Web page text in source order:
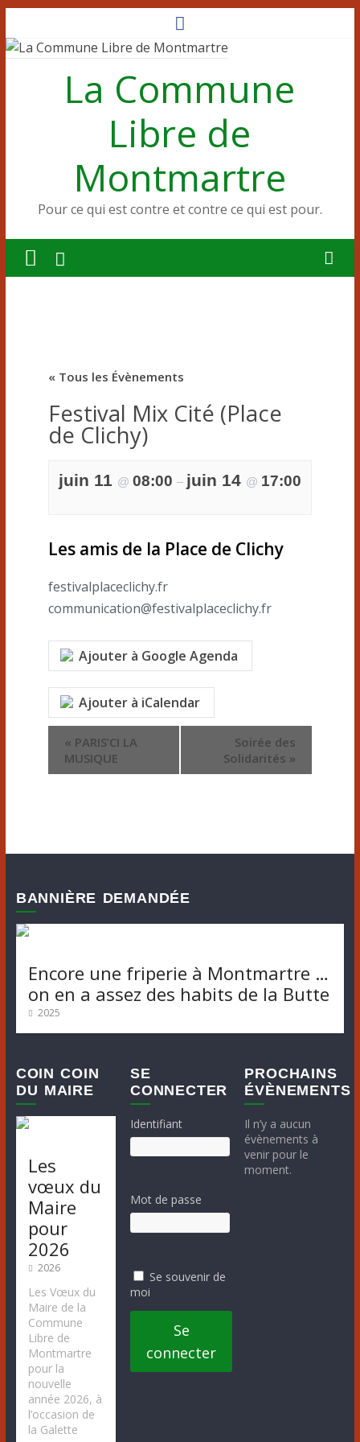
au
contenu
La Commune
Libre de
Montmartre
Pour ce qui est contre et contre ce qui est pour.
« Tous les Évènements
Festival Mix Cité (Place
de Clichy)
juin 11 @ 08:00 – juin 14 @ 17:00
Les amis de la Place de Clichy
festivalplaceclichy.fr
communication@festivalplaceclichy.fr
Ajouter à Google Agenda
Ajouter à iCalendar
N
a
a
t
i
o
n
é
v
è
n
e
m
e
n
t
« PARIS’CI LA
MUSIQUE
Soirée des
Solidarités »
BANNIÈRE DEMANDÉE
Encore une friperie à Montmartre …
on en a assez des habits de la Butte
2025
COIN COIN
DU MAIRE
Les
vœux du
Maire
pour
2026
2026
Les Vœux du
Maire de la
Commune
Libre de
Montmartre
pour la
nouvelle
année 2026, à
l’occasion de
la Galette
SE
CONNECTER
Identifiant
Mot de passe
Se souvenir de
moi
Se
connecter
PROCHAINS
ÉVÈNEMENTS
Il n’y a aucun
évènements à
venir pour le
moment.